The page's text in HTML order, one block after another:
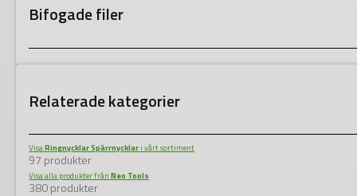
Bifogade filer
Relaterade kategorier
VisaRingnycklar Spärrnycklar i vårt sortiment
97 produkter
Visa alla produkter frånNeo Tools
380 produkter